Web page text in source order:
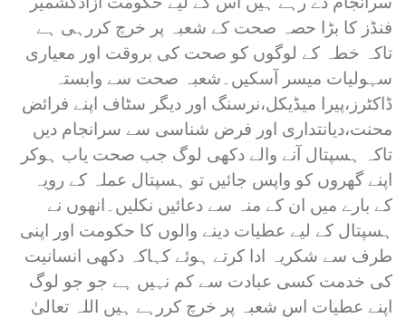
فنڈز کا بڑا حصہ صحت کے شعبہ پر خرچ کررہی ہے
تاکہ خطہ کے لوگوں کو صحت کی بروقت اور معیاری
سہولیات میسر آسکیں۔شعبہ صحت سے وابستہ
ڈاکٹرز،پیرا میڈیکل،نرسنگ اور دیگر سٹاف اپنے فرائض
محنت،دیانتداری اور فرض شناسی سے سرانجام دیں
تاکہ ہسپتال آنے والے دکھی لوگ جب صحت یاب ہوکر
اپنے گھروں کو واپس جائیں تو ہسپتال عملہ کے رویہ
کے بارے میں ان کے منہ سے دعائیں نکلیں۔انھوں نے
ہسپتال کے لیے عطیات دینے والوں کا حکومت اور اپنی
طرف سے شکریہ ادا کرتے ہوئے کہاکہ دکھی انسانیت
کی خدمت کسی عبادت سے کم نہیں ہے جو جو لوگ
اپنے عطیات اس شعبہ پر خرچ کررہے ہیں اللہ تعالیٰ